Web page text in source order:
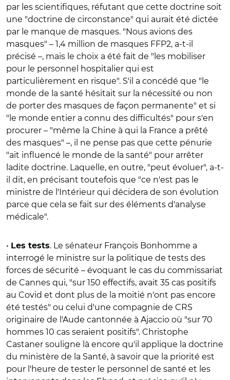
par les scientifiques, réfutant que cette doctrine soit
une "doctrine de circonstance" qui aurait été dictée
par le manque de masques. "Nous avions des
masques" – 1,4 million de masques FFP2, a-t-il
précisé –, mais le choix a été fait de "les mobiliser
pour le personnel hospitalier qui est
particulièrement en risque". S'il a concédé que "le
monde de la santé hésitait sur la nécessité ou non
de porter des masques de façon permanente" et si
"le monde entier a connu des difficultés" pour s'en
procurer – "même la Chine à qui la France a prêté
des masques" –, il ne pense pas que cette pénurie
"ait influencé le monde de la santé" pour arrêter
ladite doctrine. Laquelle, en outre, "peut évoluer", a-t-
il dit, en précisant toutefois que "ce n'est pas le
ministre de l'Intérieur qui décidera de son évolution
parce que cela se fait sur des éléments d'analyse
médicale".
• Les tests. Le sénateur François Bonhomme a
interrogé le ministre sur la politique de tests des
forces de sécurité – évoquant le cas du commissariat
de Cannes qui, "sur 150 effectifs, avait 35 cas positifs
au Covid et dont plus de la moitié n'ont pas encore
été testés" ou celui d'une compagnie de CRS
originaire de l'Aude cantonnée à Ajaccio où "sur 70
hommes 10 cas seraient positifs". Christophe
Castaner souligne là encore qu'il applique la doctrine
du ministère de la Santé, à savoir que la priorité est
pour l'heure de tester le personnel de santé et les